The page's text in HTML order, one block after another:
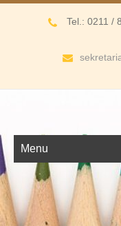
Tel.: 0211 /
Menu